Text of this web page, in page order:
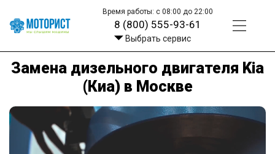
Время работы: с 08:00 до 22:00
8 (800) 555-93-61
Выбрать сервис
Замена дизельного двигателя Kia
(Киа) в Москве